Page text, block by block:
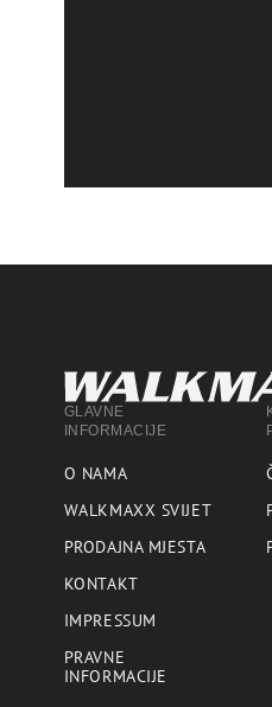
GLAVNE
INFORMACIJE
O NAMA
WALKMAXX SVIJET
PRODAJNA MJESTA
KONTAKT
IMPRESSUM
PRAVNE
INFORMACIJE